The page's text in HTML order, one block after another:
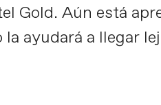
Gold. Aún está
ayudará a llegar